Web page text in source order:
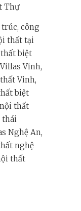
Thự
công
thất tại
biệt
Vinh,
Vinh,
biệt
thất
Nghệ An,
nghệ
thất